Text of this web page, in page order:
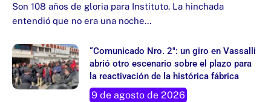
Son 108 años de gloria para Instituto. La hinchada
entendió que no era una noche…
“Comunicado Nro. 2″: un giro en Vassalli
abrió otro escenario sobre el plazo para
la reactivación de la histórica fábrica
9 de agosto de 2026